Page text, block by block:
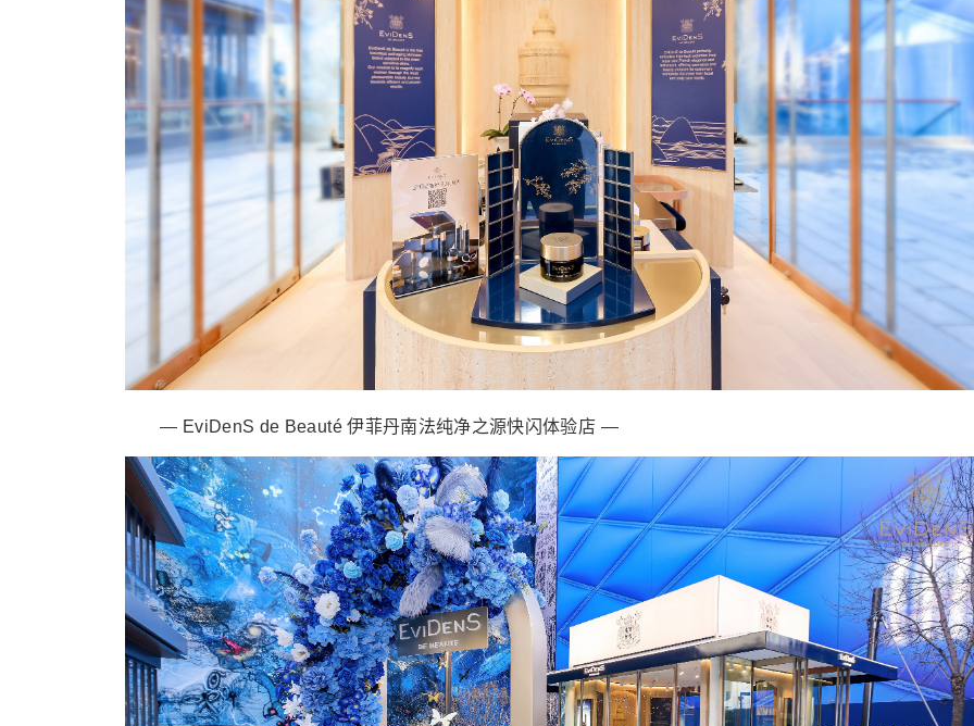
— EviDenS de Beauté 伊菲丹南法纯净之源快闪体验店 —